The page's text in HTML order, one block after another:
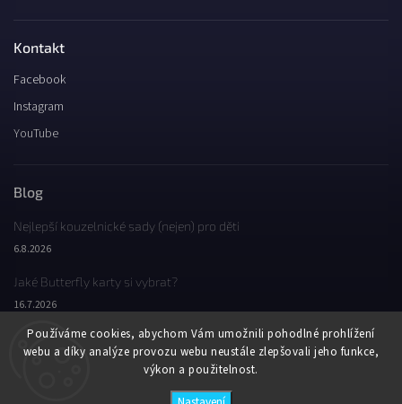
Používáme cookies, abychom Vám umožnili pohodlné prohlížení
webu a díky analýze provozu webu neustále zlepšovali jeho funkce,
výkon a použitelnost.
Kontakt
Facebook
Instagram
YouTube
Blog
Nejlepší kouzelnické sady (nejen) pro děti
6.8.2026
Jaké Butterfly karty si vybrat?
16.7.2026
Jaký byl Butterfly Wondercon 2025?